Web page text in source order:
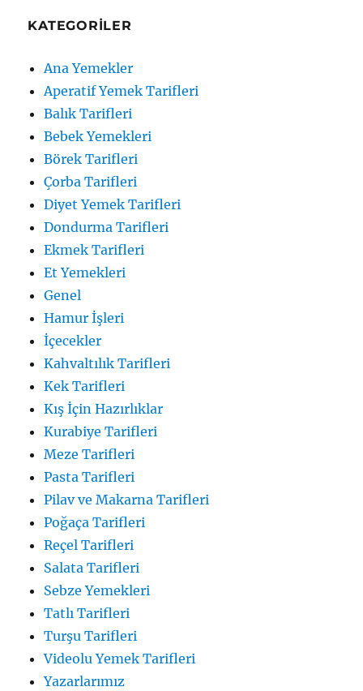
KATEGORILER
Ana Yemekler
Aperatif Yemek Tarifleri
Balık Tarifleri
Bebek Yemekleri
Börek Tarifleri
Çorba Tarifleri
Diyet Yemek Tarifleri
Dondurma Tarifleri
Ekmek Tarifleri
Et Yemekleri
Genel
Hamur İşleri
İçecekler
Kahvaltılık Tarifleri
Kek Tarifleri
Kış İçin Hazırlıklar
Kurabiye Tarifleri
Meze Tarifleri
Pasta Tarifleri
Pilav ve Makarna Tarifleri
Poğaça Tarifleri
Reçel Tarifleri
Salata Tarifleri
Sebze Yemekleri
Tatlı Tarifleri
Turşu Tarifleri
Videolu Yemek Tarifleri
Yazarlarımız